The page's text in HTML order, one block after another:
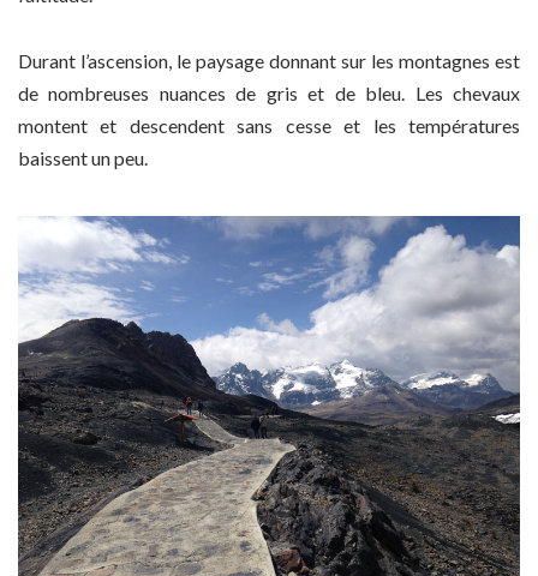
Durant l’ascension, le paysage donnant sur les montagnes est
de nombreuses nuances de gris et de bleu. Les chevaux
montent et descendent sans cesse et les températures
baissent un peu.